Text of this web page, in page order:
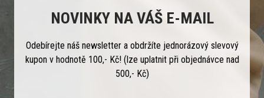
NOVINKY NA VÁŠ E-MAIL
Odebírejte náš newsletter a obdržíte jednorázový slevový
kupon v hodnotě 100,- Kč! (lze uplatnit při objednávce nad
500,- Kč)